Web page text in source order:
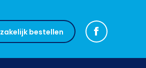
zakelijk bestellen